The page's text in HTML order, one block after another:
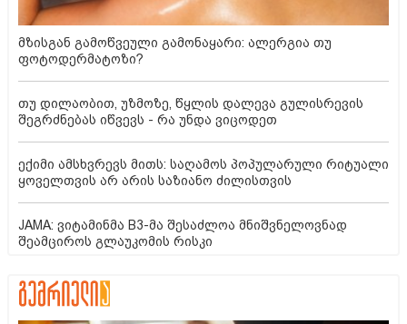
მზისგან გამოწვეული გამონაყარი: ალერგია თუ
ფოტოდერმატოზი?
თუ დილაობით, უზმოზე, წყლის დალევა გულისრევის
შეგრძნებას იწვევს - რა უნდა ვიცოდეთ
ექიმი ამსხვრევს მითს: საღამოს პოპულარული რიტუალი
ყოველთვის არ არის საზიანო ძილისთვის
JAMA: ვიტამინმა B3-მა შესაძლოა მნიშვნელოვნად
შეამციროს გლაუკომის რისკი